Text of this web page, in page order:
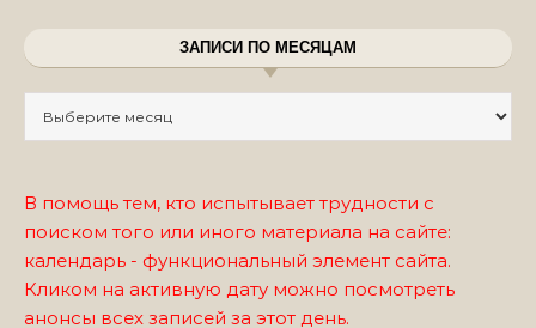
ЗАПИСИ ПО МЕСЯЦАМ
В помощь тем, кто испытывает трудности с
поиском того или иного материала на сайте:
календарь - функциональный элемент сайта.
Кликом на активную дату можно посмотреть
анонсы всех записей за этот день.